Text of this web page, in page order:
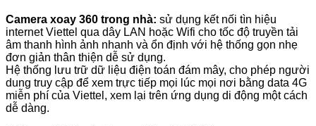
Camera xoay 360 trong nhà: sử dụng kết nối tìn hiệu
internet Viettel qua dây LAN hoặc Wifi cho tốc độ truyền tải
âm thanh hình ảnh nhanh và ổn định với hệ thống gọn nhẹ
đơn giản thân thiện dễ sử dụng.
Hệ thống lưu trữ dữ liệu điện toán đám mây, cho phép người
dung truy cập để xem trực tiếp mọi lúc mọi nơi bằng data 4G
miễn phí của Viettel, xem lại trên ứng dụng di động một cách
dễ dàng.